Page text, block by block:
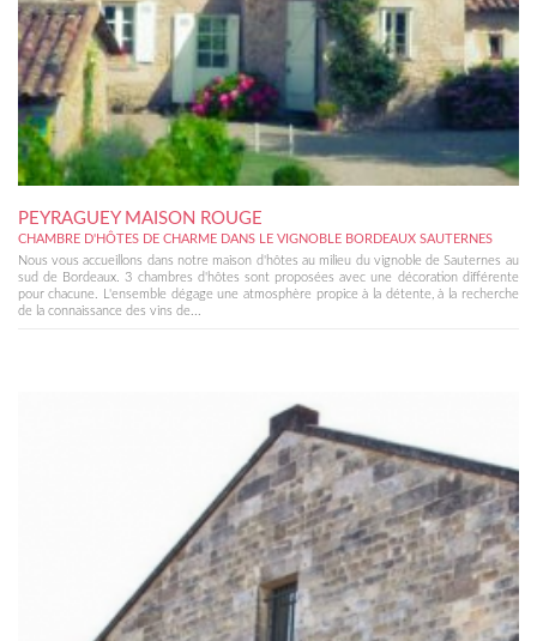
PEYRAGUEY MAISON ROUGE
CHAMBRE D'HÔTES DE CHARME DANS LE VIGNOBLE BORDEAUX SAUTERNES
Nous vous accueillons dans notre maison d'hôtes au milieu du vignoble de Sauternes au
sud de Bordeaux. 3 chambres d'hôtes sont proposées avec une décoration différente
pour chacune. L'ensemble dégage une atmosphère propice à la détente, à la recherche
de la connaissance des vins de...